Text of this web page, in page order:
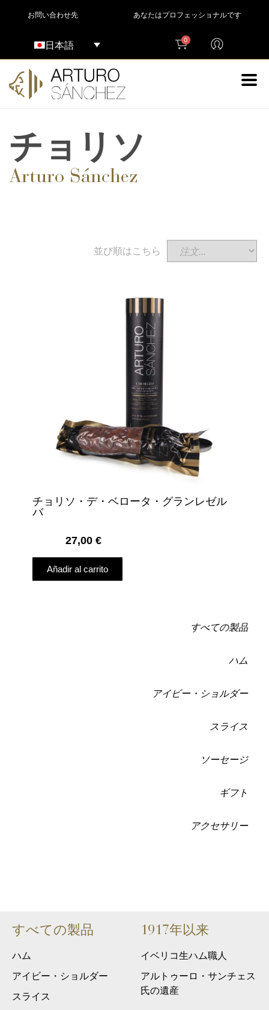
お問い合わせ先 あなたはプロフェッショナルです
日本語 0
チョリソ
Arturo Sánchez
すべての製品
ハム
アイビー・ショルダー
スライス
ソーセージ
ギフト
アクセサリー
並び順はこちら
チョリソ・デ・ベロータ・グランレゼル
バ
27,00 €
Añadir al carrito
すべての製品
ハム
アイビー・ショルダー
スライス
1917年以来
イベリコ生ハム職人
アルトゥーロ・サンチェス
氏の遺産